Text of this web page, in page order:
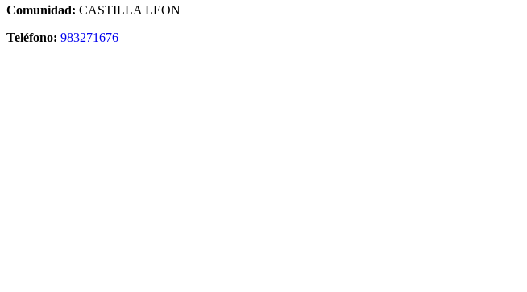
Comunidad: CASTILLA LEON
Teléfono: 983271676